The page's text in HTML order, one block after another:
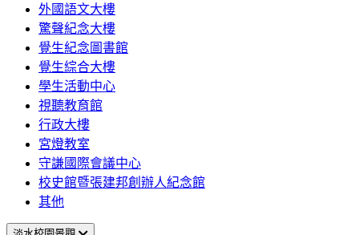
外國語文大樓
驚聲紀念大樓
覺生紀念圖書館
覺生綜合大樓
學生活動中心
視聽教育館
行政大樓
宮燈教室
守謙國際會議中心
校史館暨張建邦創辦人紀念館
其他